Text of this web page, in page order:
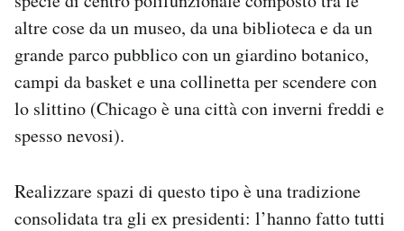
Esci
altre cose da un museo, da una biblioteca e da un
grande parco pubblico con un giardino botanico,
campi da basket e una collinetta per scendere con
lo slittino (Chicago è una città con inverni freddi e
spesso nevosi).
Realizzare spazi di questo tipo è una tradizione
consolidata tra gli ex presidenti: l’hanno fatto tutti